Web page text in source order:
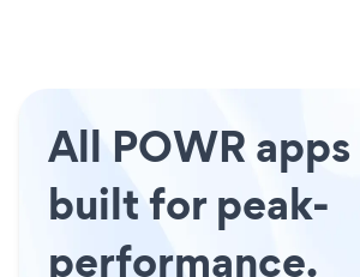
All POWR
built for peak-
performance.